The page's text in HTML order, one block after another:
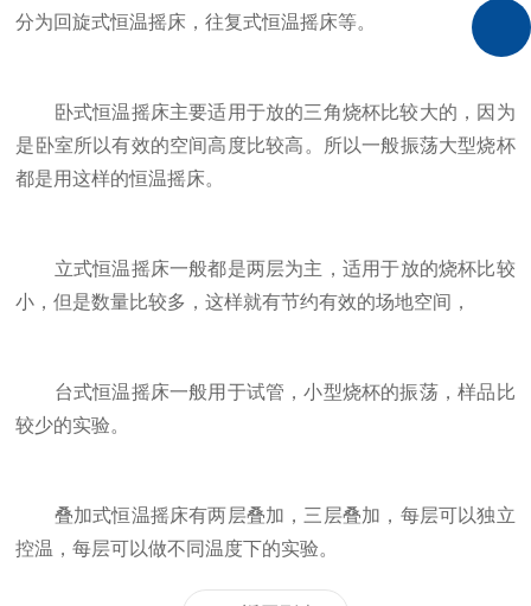
分为回旋式恒温摇床，往复式恒温摇床等。
卧式恒温摇床主要适用于放的三角烧杯比较大的，因为
是卧室所以有效的空间高度比较高。所以一般振荡大型烧杯
都是用这样的恒温摇床。
立式恒温摇床一般都是两层为主，适用于放的烧杯比较
小，但是数量比较多，这样就有节约有效的场地空间，
台式恒温摇床一般用于试管，小型烧杯的振荡，样品比
较少的实验。
叠加式恒温摇床有两层叠加，三层叠加，每层可以独立
控温，每层可以做不同温度下的实验。